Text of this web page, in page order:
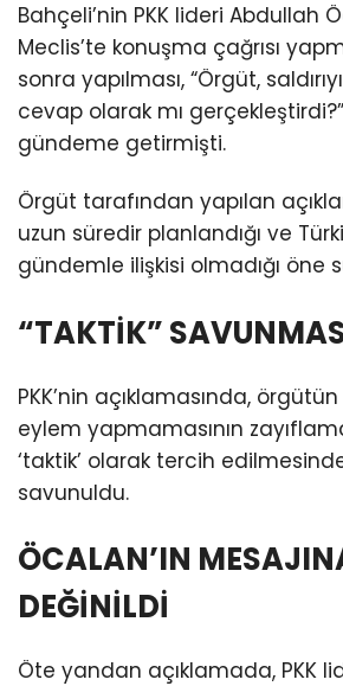
Bahçeli’nin PKK lideri Abdullah
Meclis’te konuşma çağrısı
sonra yapılması, “Örgüt,
cevap olarak mı
gündeme getirmişti.
Örgüt tarafından yapılan
uzun süredir planlandığı ve
gündemle ilişkisi olmadığı öne
“TAKTİK”
PKK’nin açıklamasında,
eylem yapmamasının
‘taktik’ olarak tercih
savunuldu.
ÖCALAN’IN
DEĞİNİLDİ
Öte yandan açıklamada, PKK